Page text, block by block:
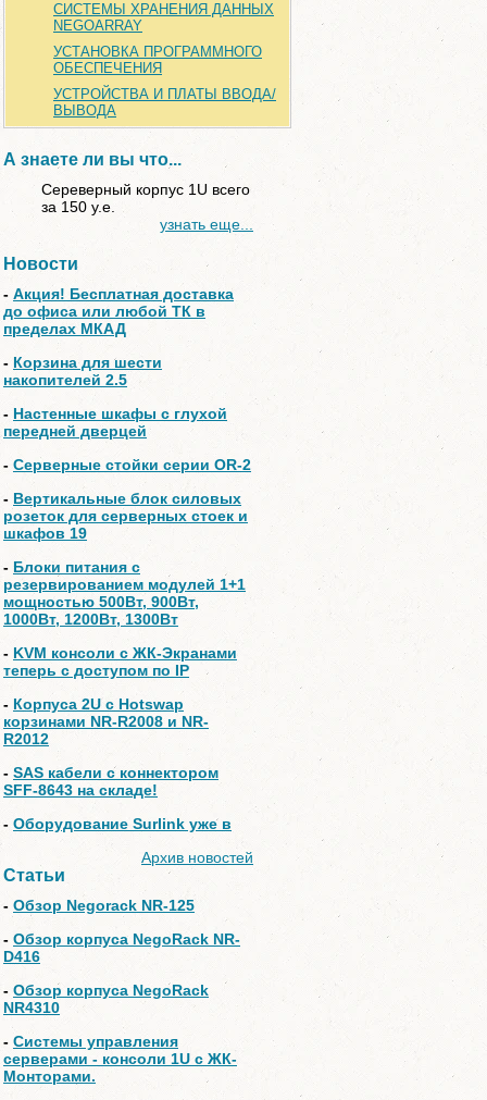
СИСТЕМЫ ХРАНЕНИЯ ДАННЫХ
NEGOARRAY
УСТАНОВКА ПРОГРАММНОГО
ОБЕСПЕЧЕНИЯ
УСТРОЙСТВА И ПЛАТЫ ВВОДА/
ВЫВОДА
А знаете ли вы что...
Сереверный корпус 1U всего
за 150 у.е.
узнать еще...
Новости
- Акция! Бесплатная доставка
до офиса или любой ТК в
пределах МКАД
- Корзина для шести
накопителей 2.5
- Настенные шкафы с глухой
передней дверцей
- Серверные стойки серии OR-2
- Вертикальные блок силовых
розеток для серверных стоек и
шкафов 19
- Блоки питания с
резервированием модулей 1+1
мощностью 500Вт, 900Вт,
1000Вт, 1200Вт, 1300Вт
- KVM консоли с ЖК-Экранами
теперь с доступом по IP
- Корпуса 2U с Hotswap
корзинами NR-R2008 и NR-
R2012
- SAS кабели с коннектором
SFF-8643 на складе!
- Оборудование Surlink уже в
Архив новостей
Статьи
- Обзор Negorack NR-125
- Обзор корпуса NegoRack NR-
D416
- Обзор корпуса NegoRack
NR4310
- Системы управления
серверами - консоли 1U с ЖК-
Монторами.